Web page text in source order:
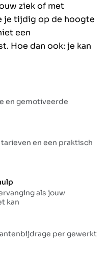
ziek of met
je tijdig op de hoogte
een
Hoe dan ook: je kan
en gemotiveerde
en een praktisch
als jouw
kan
per gewerkt